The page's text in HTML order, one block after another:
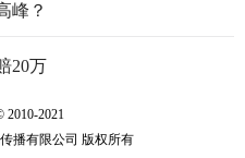
峰？
20万
2010-2021
播有限公司 版权所有